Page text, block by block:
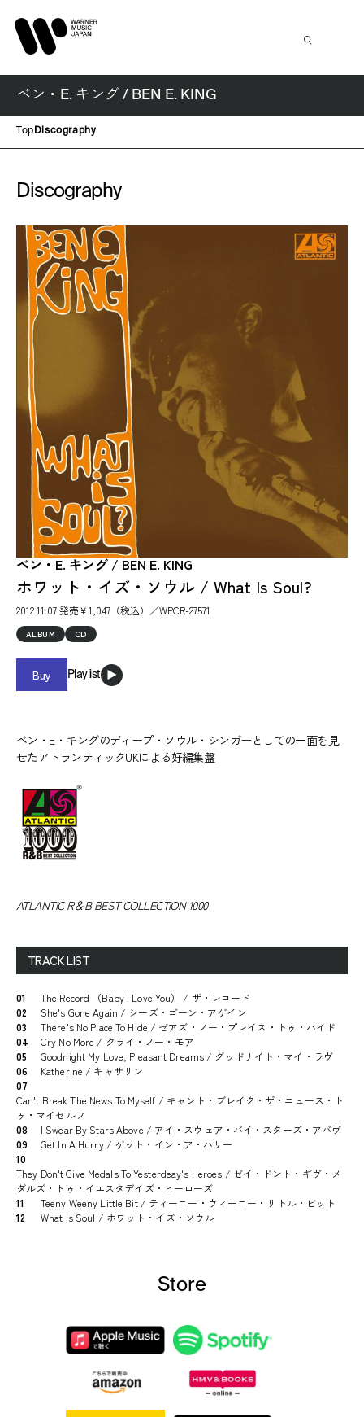
ベン・E. キング / BEN E. KING
Top Discography
Discography
ベン・E. キング / BEN E. KING
ホワット・イズ・ソウル / What Is Soul?
2012.11.07 発売￥1,047（税込）／WPCR-27571
ALBUM CD
Buy Playlist
ベン・E・キングのディープ・ソウル・シンガーとしての一面を見
せたアトランティックUKによる好編集盤
ATLANTIC R＆B BEST COLLECTION 1000
TRACK LIST
01
The Record （Baby I Love You） / ザ・レコード
02
She's Gone Again / シーズ・ゴーン・アゲイン
03
There's No Place To Hide / ゼアズ・ノー・プレイス・トゥ・ハイド
04
Cry No More / クライ・ノー・モア
05
Goodnight My Love, Pleasant Dreams / グッドナイト・マイ・ラヴ
06
Katherine / キャサリン
07
Can't Break The News To Myself / キャント・ブレイク・ザ・ニュース・ト
ゥ・マイセルフ
08
I Swear By Stars Above / アイ・スウェア・バイ・スターズ・アバヴ
09
Get In A Hurry / ゲット・イン・ア・ハリー
10
They Don't Give Medals To Yesterdeay's Heroes / ゼイ・ドント・ギヴ・メ
ダルズ・トゥ・イエスタデイズ・ヒーローズ
11
Teeny Weeny Little Bit / ティーニー・ウィーニー・リトル・ビット
12
What Is Soul / ホワット・イズ・ソウル
Store